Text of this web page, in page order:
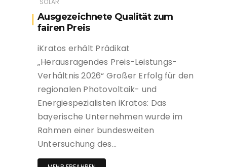
SOLAR
Ausgezeichnete Qualität zum
fairen Preis
iKratos erhält Prädikat
„Herausragendes Preis-Leistungs-
Verhältnis 2026“ Großer Erfolg für den
regionalen Photovoltaik- und
Energiespezialisten iKratos: Das
bayerische Unternehmen wurde im
Rahmen einer bundesweiten
Untersuchung des…